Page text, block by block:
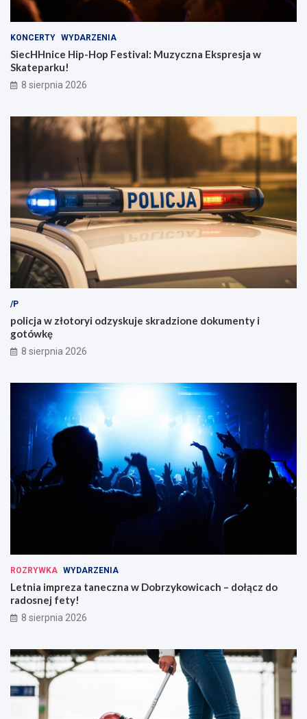
KONCERTY WYDARZENIA
SiecHHnice Hip-Hop Festival: Muzyczna Ekspresja w
Skateparku!
8 sierpnia 2026
/P
policja w złotoryi odzyskuje skradzione dokumenty i
gotówkę
8 sierpnia 2026
ROZRYWKA WYDARZENIA
Letnia impreza taneczna w Dobrzykowicach – dołącz do
radosnej fety!
8 sierpnia 2026